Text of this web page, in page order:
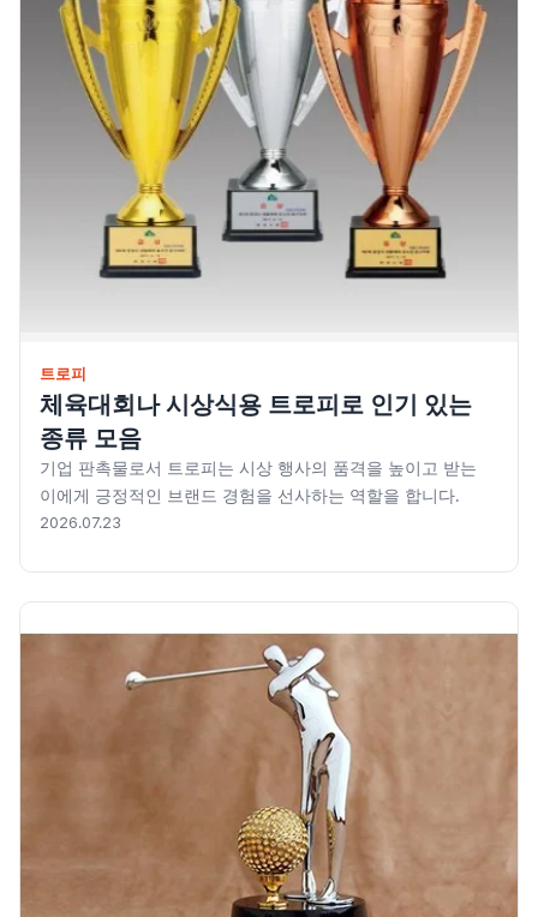
트로피
체육대회나 시상식용 트로피로 인기 있는
종류 모음
기업 판촉물로서 트로피는 시상 행사의 품격을 높이고 받는
이에게 긍정적인 브랜드 경험을 선사하는 역할을 합니다.
2026.07.23